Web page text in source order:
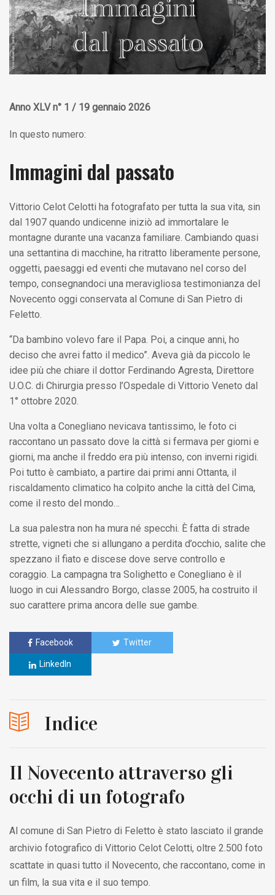
Anno XLV n° 1 / 19 gennaio 2026
In questo numero:
Immagini dal passato
Vittorio Celot Celotti ha fotografato per tutta la sua vita, sin
dal 1907 quando undicenne iniziò ad immortalare le
montagne durante una vacanza familiare. Cambiando quasi
una settantina di macchine, ha ritratto liberamente persone,
oggetti, paesaggi ed eventi che mutavano nel corso del
tempo, consegnandoci una meravigliosa testimonianza del
Novecento oggi conservata al Comune di San Pietro di
Feletto.
“Da bambino volevo fare il Papa. Poi, a cinque anni, ho
deciso che avrei fatto il medico”. Aveva già da piccolo le
idee più che chiare il dottor Ferdinando Agresta, Direttore
U.O.C. di Chirurgia presso l’Ospedale di Vittorio Veneto dal
1° ottobre 2020.
Una volta a Conegliano nevicava tantissimo, le foto ci
raccontano un passato dove la città si fermava per giorni e
giorni, ma anche il freddo era più intenso, con inverni rigidi.
Poi tutto è cambiato, a partire dai primi anni Ottanta, il
riscaldamento climatico ha colpito anche la città del Cima,
come il resto del mondo…
La sua palestra non ha mura né specchi. È fatta di strade
strette, vigneti che si allungano a perdita d’occhio, salite che
spezzano il fiato e discese dove serve controllo e
coraggio. La campagna tra Solighetto e Conegliano è il
luogo in cui Alessandro Borgo, classe 2005, ha costruito il
suo carattere prima ancora delle sue gambe.
Facebook Twitter
LinkedIn
Indice
Il Novecento attraverso gli
occhi di un fotografo
Al comune di San Pietro di Feletto è stato lasciato il grande
archivio fotografico di Vittorio Celot Celotti, oltre 2.500 foto
scattate in quasi tutto il Novecento, che raccontano, come in
un film, la sua vita e il suo tempo.